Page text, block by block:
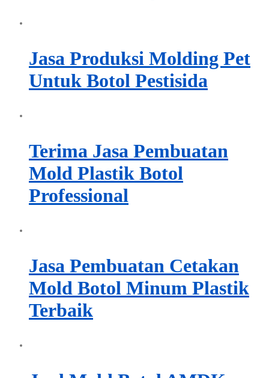
Jasa Produksi Molding Pet
Untuk Botol Pestisida
Terima Jasa Pembuatan
Mold Plastik Botol
Professional
Jasa Pembuatan Cetakan
Mold Botol Minum Plastik
Terbaik